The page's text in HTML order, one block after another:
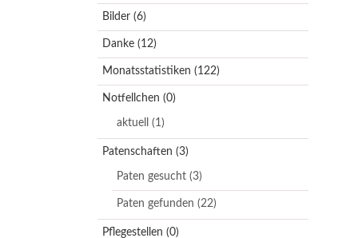
Bilder (6)
Danke (12)
Monatsstatistiken (122)
Notfellchen (0)
aktuell (1)
Patenschaften (3)
Paten gesucht (3)
Paten gefunden (22)
Pflegestellen (0)